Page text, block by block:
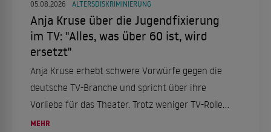
05.08.2026 ALTERSDISKRIMINIERUNG
Anja Kruse über die Jugendfixierung
im TV: "Alles, was über 60 ist, wird
ersetzt"
Anja Kruse erhebt schwere Vorwürfe gegen die
deutsche TV-Branche und spricht über ihre
Vorliebe für das Theater. Trotz weniger TV-Rollen
bleibt sie aktiv und engagiert.
MEHR